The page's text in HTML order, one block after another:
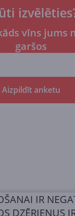
vīns jums
garšos
Aizpildīt anketu
IR
DZĒRIENUS